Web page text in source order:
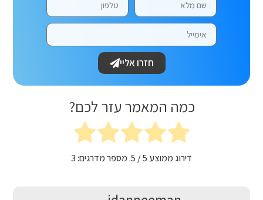
חזרו אליי
כמה המאמר עזר לכם?
דירוג ממוצע5/ 5. מספר מדרגים: 3